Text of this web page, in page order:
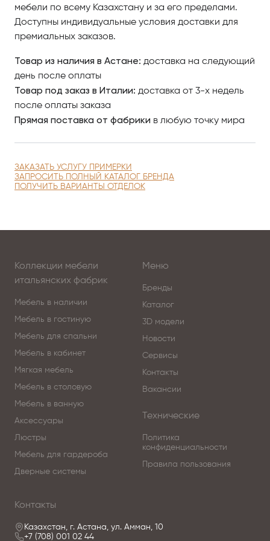
мебели по всему Казахстану и за его пределами.
Доступны индивидуальные условия доставки для
премиальных заказов.
Товар из наличия в Астане: доставка на следующий
день после оплаты
Товар под заказ в Италии: доставка от 3-х недель
после оплаты заказа
Прямая поставка от фабрики в любую точку мира
ЗАКАЗАТЬ УСЛУГУ ПРИМЕРКИ
ЗАПРОСИТЬ ПОЛНЫЙ КАТАЛОГ БРЕНДА
ПОЛУЧИТЬ ВАРИАНТЫ ОТДЕЛОК
Коллекции мебели
итальянских фабрик
Мебель в наличии
Мебель в гостиную
Мебель для спальни
Мебель в кабинет
Мягкая мебель
Мебель в столовую
Мебель в ванную
Аксессуары
Люстры
Мебель для гардероба
Дверные системы
Меню
Бренды
Каталог
3D модели
Новости
Сервисы
Контакты
Вакансии
Технические
Политика
конфиденциальности
Правила пользования
Контакты
Казахстан, г. Астана, ул. Амман, 10
+7 (708) 001 02 44